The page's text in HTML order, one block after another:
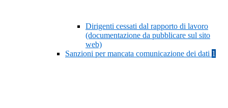
Dirigenti cessati dal rapporto di lavoro
(documentazione da pubblicare sul sito
web)
Sanzioni per mancata comunicazione dei dati 1